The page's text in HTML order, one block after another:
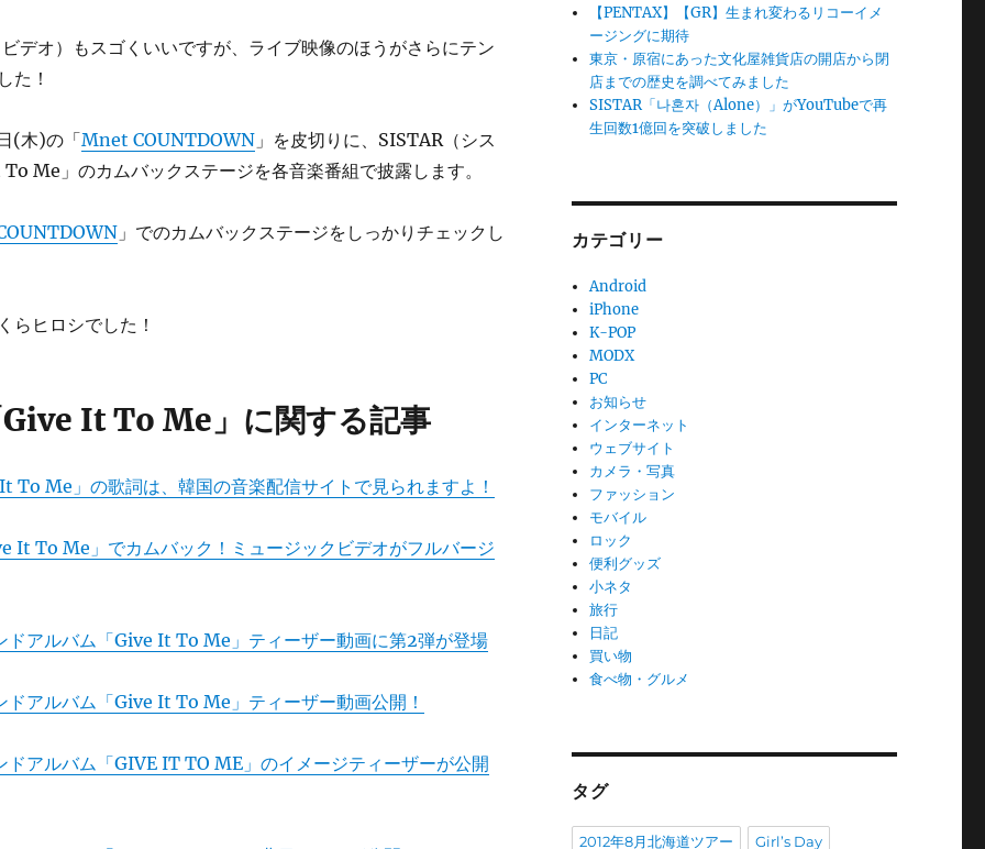
デオ）もスゴくいいですが、ライブ映像のほうがさらにテン
た！
(木)の「Mnet COUNTDOWN」を皮切りに、SISTAR（シス
Me」のカムバックステージを各音楽番組で披露します。
」でのカムバックステージをしっかりチェックし
らヒロシでした！
It To Me」に関する記事
To Me」の歌詞は、韓国の音楽配信サイトで見られますよ！
It To Me」でカムバック！ミュージックビデオがフルバージ
ドアルバム「Give It To Me」ティーザー動画に第2弾が登場
ドアルバム「Give It To Me」ティーザー動画公開！
ドアルバム「GIVE IT TO ME」のイメージティーザーが公開
【PENTAX】【GR】生まれ変わるリコーイメ
ージングに期待
東京・原宿にあった文化屋雑貨店の開店から閉
店までの歴史を調べてみました
SISTAR「나혼자（Alone）」がYouTubeで再
生回数1億回を突破しました
カテゴリー
Android
iPhone
K-POP
MODX
PC
お知らせ
インターネット
ウェブサイト
カメラ・写真
ファッション
モバイル
ロック
便利グッズ
小ネタ
旅行
日記
買い物
食べ物・グルメ
タグ
2012年8月北海道ツアー Girl’s Day